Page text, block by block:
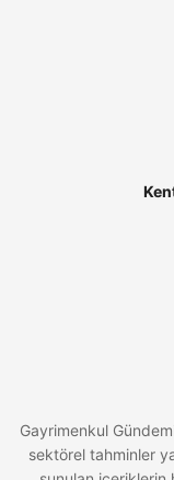
Gayrimenkul
sektörel tahminler